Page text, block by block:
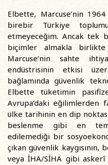
Elbette, Marcuse’nin
birebir Türkiye
etmeyeceğim. Ancak tek
biçimler almakla
Marcuse’nin sahte
endüstrisinin etkisi
bağlamında güvenlik
Elbette tüketimin
Avrupa’daki eğilimlerden
ülke tarihinin en dip
beslenme gibi en
edilemediği bir
çıkan güvenlik
veya İHA/SİHA gibi